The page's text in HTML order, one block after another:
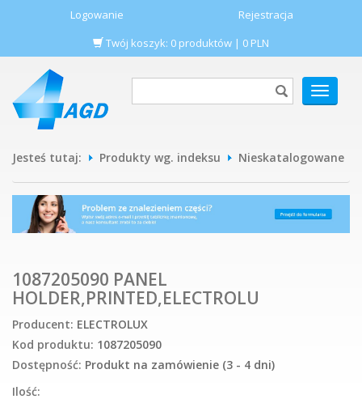
Logowanie
Rejestracja
Twój koszyk: 0 produktów | 0 PLN
POKAŻ
MENU
Jesteś tutaj: Produkty wg. indeksu Nieskatalogowane
1087205090 PANEL
HOLDER,PRINTED,ELECTROLU
Producent: ELECTROLUX
Kod produktu: 1087205090
Dostępność: Produkt na zamówienie (3 - 4 dni)
Ilość: